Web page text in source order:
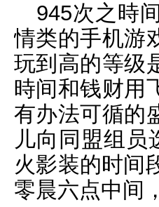
945次之時
情类的手机游
玩到高的等级
時间和钱财用
有办法可循的
儿向同盟组员
火影装的时间
零晨六点中间